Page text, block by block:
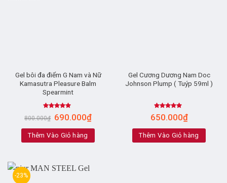
Gel bôi đa điểm G Nam và Nữ
Kamasutra Pleasure Balm
Spearmint
Rated 5.00
out of 5
800.000₫ 690.000₫
Thêm Vào Giỏ hàng
Gel Cương Dương Nam Doc
Johnson Plump ( Tuýp 59ml )
Rated4.79
out of 5
650.000₫
Thêm Vào Giỏ hàng
-23%